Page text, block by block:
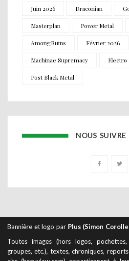
Juin 2026 Draconian
Masterplan Power Metal
AmongRuins Février 2026
Machinae Supremacy Electro
Post Black Metal
NOUS SUIVRE
Bannière et logo par Plus (Simon
Toutes images (hors logos,
groupes, etc.), textes, chroniques,